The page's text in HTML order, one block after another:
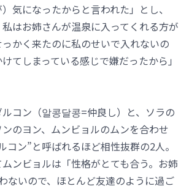
気になったからと言われた」とし、
私はお姉さんが温泉に入ってくれる方が
かく来たのに私のせいで入れないの
てしまっている感じで嫌だったから」
コン（알콩달콩=仲良し）と、ソラの
のヨン、ムンビョルのムンを合わせ
コン”と呼ばれるほど相性抜群の2人。
ンビョルは「性格がとても合う。お姉
ないので、ほとんど友達のように過ご